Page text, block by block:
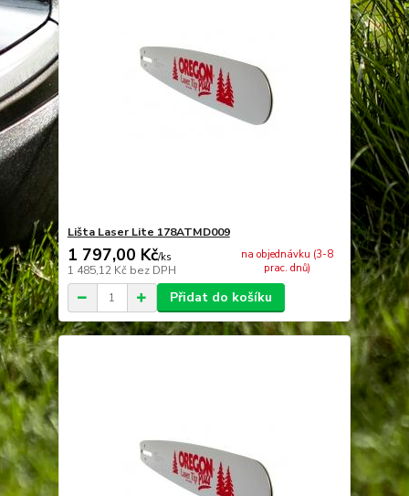
Lišta Laser Lite 178ATMD009
1 797,00 Kč/ks
1 485,12 Kč bez DPH
na objednávku (3-8
prac. dnů)
Přidat do košíku